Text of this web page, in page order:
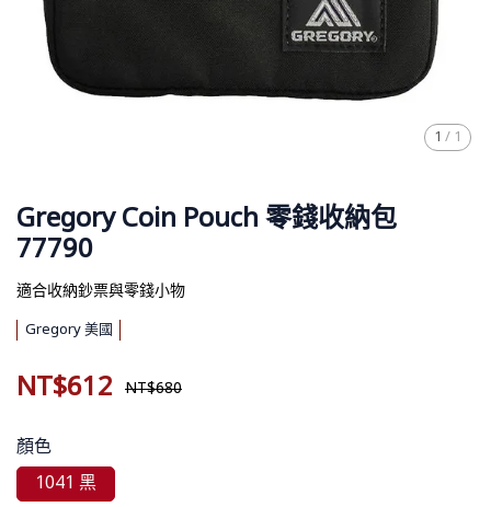
1 / 1
Gregory Coin Pouch 零錢收納包
77790
適合收納鈔票與零錢小物
Gregory 美國
NT$612 NT$680
顏色
1041 黑